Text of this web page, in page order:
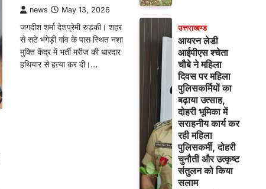
news May 13, 2026
जगदीश शर्मा देशप्रेमी रुड़की। शहर
से सटे भंगेड़ी गांव के पास स्थित नशा
मुक्ति केंद्र में भर्ती मरीज की धारदार
हथियार से हत्या कर दी।…
उत्तराखण्ड
आयरन लेडी
आईपीएस श्चेता
चौबे ने महिला
दिवस पर महिला
पुलिसकर्मियों का
बढ़ाया उत्साह,
दोहरी भूमिका में
सराहनीय कार्य कर
रही महिला
पुलिसकर्मी, दोहरी
चुनौती और उत्कृष्ट
संतुलन को किया
सलाम